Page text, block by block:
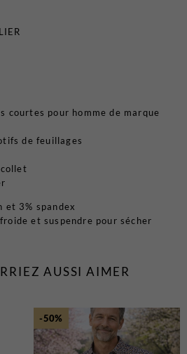
courtes pour homme de marque
de feuillages
collet
et 3% spandex
et suspendre pour sécher
AUSSI AIMER
-50%